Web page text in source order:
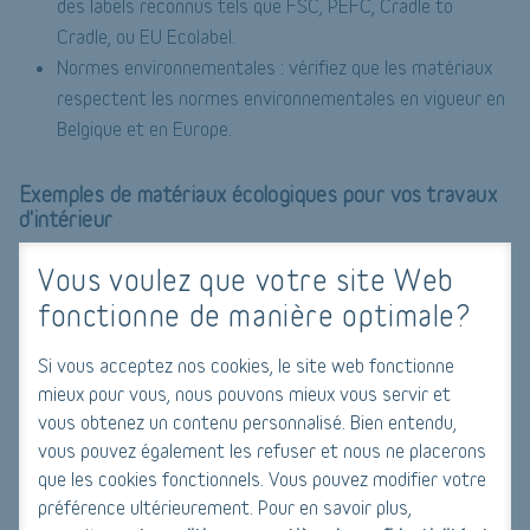
Vous voulez que votre site Web
fonctionne de manière optimale?
Si vous acceptez nos cookies, le site web fonctionne
mieux pour vous, nous pouvons mieux vous servir et
vous obtenez un contenu personnalisé. Bien entendu,
vous pouvez également les refuser et nous ne placerons
que les cookies fonctionnels. Vous pouvez modifier votre
préférence ultérieurement. Pour en savoir plus,
des labels reconnus tels que FSC, PEFC, Cradle to
Cradle, ou EU Ecolabel.
Normes environnementales : vérifiez que les matériaux
respectent les normes environnementales en vigueur en
Belgique et en Europe.
Exemples de matériaux écologiques pour vos travaux
d'intérieur
Peintures à base d'eau : elles contiennent moins de COV
Peintures naturelles : composées d'ingrédients naturels
comme les huiles végétales, les cires et les pigments
minéraux.
2. Revêtements de sol écologiques